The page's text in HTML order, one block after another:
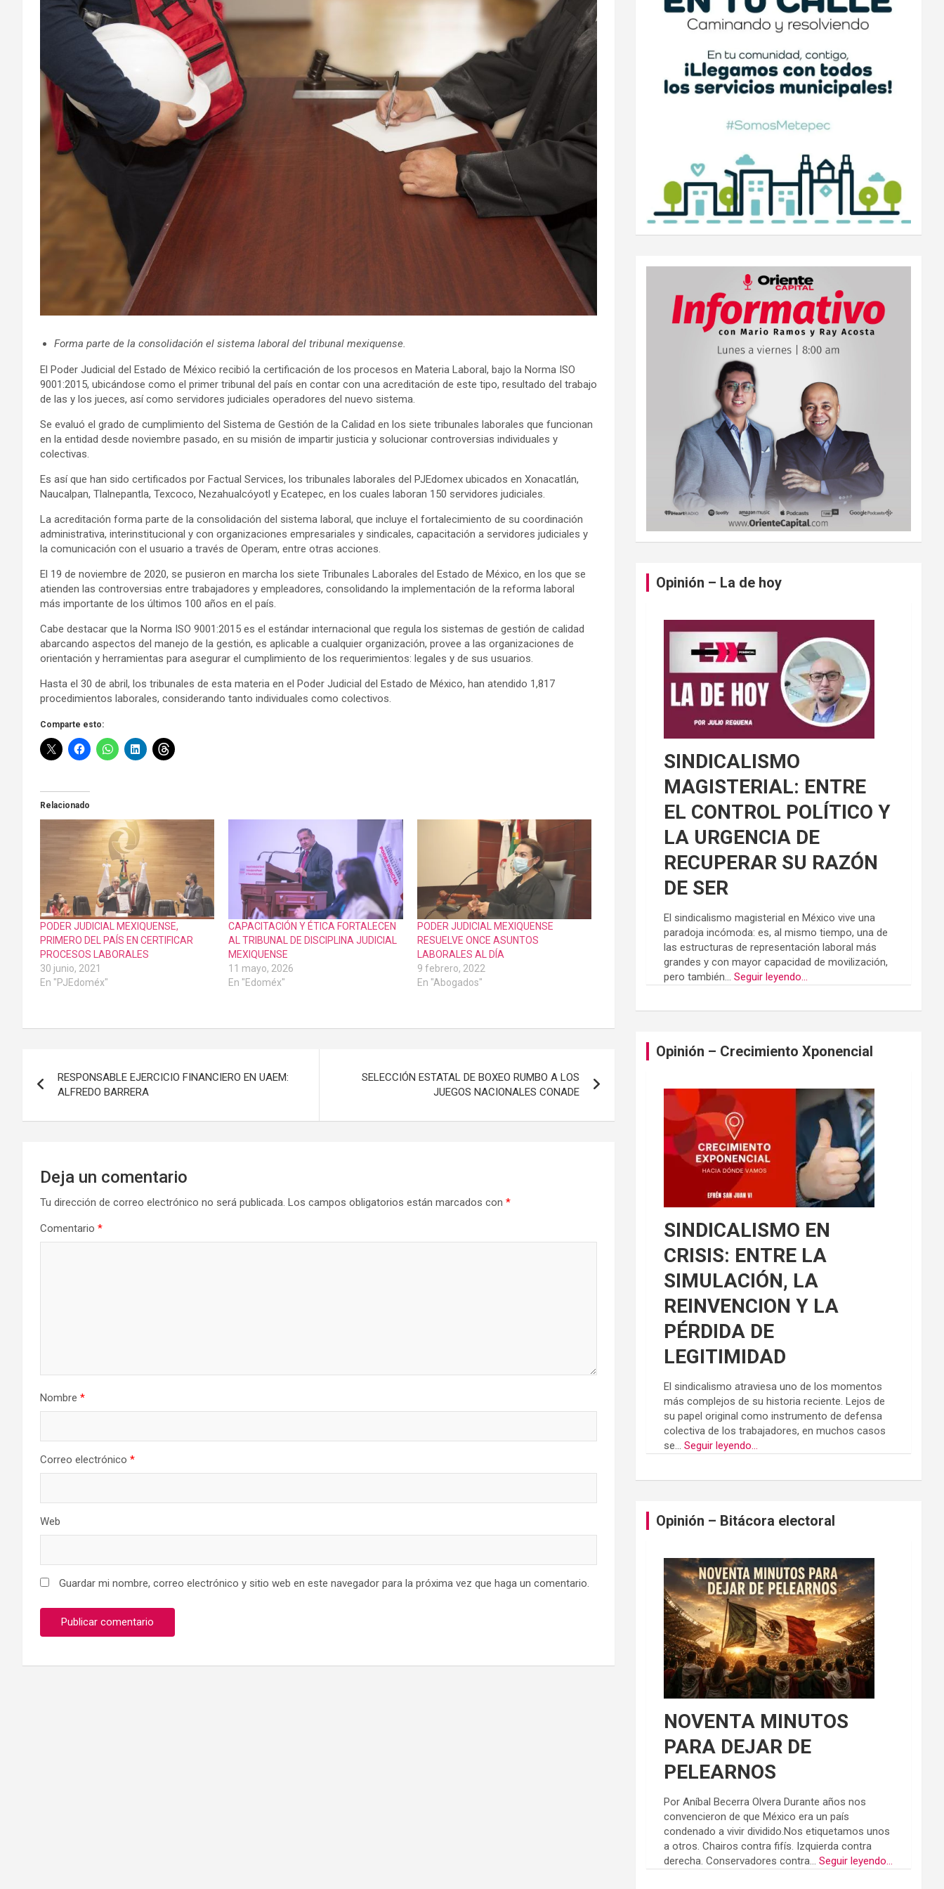
Forma parte de la consolidación el sistema laboral del tribunal mexiquense.
El Poder Judicial del Estado de México recibió la certificación de los procesos en Materia Laboral, bajo la Norma ISO
9001:2015, ubicándose como el primer tribunal del país en contar con una acreditación de este tipo, resultado del trabajo
de las y los jueces, así como servidores judiciales operadores del nuevo sistema.
Se evaluó el grado de cumplimiento del Sistema de Gestión de la Calidad en los siete tribunales laborales que funcionan
en la entidad desde noviembre pasado, en su misión de impartir justicia y solucionar controversias individuales y
colectivas.
Es así que han sido certificados por Factual Services, los tribunales laborales del PJEdomex ubicados en Xonacatlán,
Naucalpan, Tlalnepantla, Texcoco, Nezahualcóyotl y Ecatepec, en los cuales laboran 150 servidores judiciales.
La acreditación forma parte de la consolidación del sistema laboral, que incluye el fortalecimiento de su coordinación
administrativa, interinstitucional y con organizaciones empresariales y sindicales, capacitación a servidores judiciales y
la comunicación con el usuario a través de Operam, entre otras acciones.
El 19 de noviembre de 2020, se pusieron en marcha los siete Tribunales Laborales del Estado de México, en los que se
atienden las controversias entre trabajadores y empleadores, consolidando la implementación de la reforma laboral
más importante de los últimos 100 años en el país.
Cabe destacar que la Norma ISO 9001:2015 es el estándar internacional que regula los sistemas de gestión de calidad
abarcando aspectos del manejo de la gestión, es aplicable a cualquier organización, provee a las organizaciones de
orientación y herramientas para asegurar el cumplimiento de los requerimientos: legales y de sus usuarios.
Hasta el 30 de abril, los tribunales de esta materia en el Poder Judicial del Estado de México, han atendido 1,817
procedimientos laborales, considerando tanto individuales como colectivos.
Comparte esto:
Relacionado
PODER JUDICIAL MEXIQUENSE,
PRIMERO DEL PAÍS EN CERTIFICAR
PROCESOS LABORALES
30 junio, 2021
En "PJEdoméx"
CAPACITACIÓN Y ÉTICA FORTALECEN
AL TRIBUNAL DE DISCIPLINA JUDICIAL
MEXIQUENSE
11 mayo, 2026
En "Edoméx"
PODER JUDICIAL MEXIQUENSE
RESUELVE ONCE ASUNTOS
LABORALES AL DÍA
9 febrero, 2022
En "Abogados"
de
entradas
RESPONSABLE EJERCICIO FINANCIERO EN UAEM:
ALFREDO BARRERA
SELECCIÓN ESTATAL DE BOXEO RUMBO A LOS
JUEGOS NACIONALES CONADE
Deja un comentario
Tu dirección de correo electrónico no será publicada. Los campos obligatorios están marcados con *
Comentario *
Nombre *
Correo electrónico *
Web
Guardar mi nombre, correo electrónico y sitio web en este navegador para la próxima vez que haga un comentario.
Opinión – La de hoy
SINDICALISMO
MAGISTERIAL: ENTRE
EL CONTROL POLÍTICO Y
LA URGENCIA DE
RECUPERAR SU RAZÓN
DE SER
El sindicalismo magisterial en México vive una
paradoja incómoda: es, al mismo tiempo, una de
las estructuras de representación laboral más
grandes y con mayor capacidad de movilización,
pero también...Seguir leyendo...
Opinión – Crecimiento Xponencial
SINDICALISMO EN
CRISIS: ENTRE LA
SIMULACIÓN, LA
REINVENCION Y LA
PÉRDIDA DE
LEGITIMIDAD
El sindicalismo atraviesa uno de los momentos
más complejos de su historia reciente. Lejos de
su papel original como instrumento de defensa
colectiva de los trabajadores, en muchos casos
se...Seguir leyendo...
Opinión – Bitácora electoral
NOVENTA MINUTOS
PARA DEJAR DE
PELEARNOS
Por Aníbal Becerra Olvera Durante años nos
convencieron de que México era un país
condenado a vivir dividido.Nos etiquetamos unos
a otros. Chairos contra fifís. Izquierda contra
derecha. Conservadores contra...Seguir leyendo...